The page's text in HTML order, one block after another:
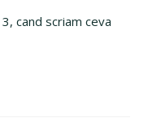
cand scriam ceva